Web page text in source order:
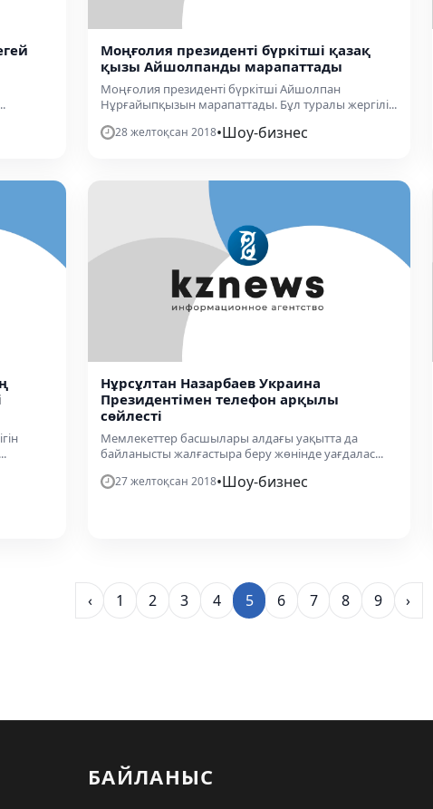
Моңғолия президенті бүркітші қазақ
қызы Айшолпанды марапаттады
Моңғолия президенті бүркітші Айшолпан
Нұрғайыпқызын марапаттады. Бұл туралы жергілі...
28 желтоқсан 2018•Шоу-бизнес
Нұрсұлтан Назарбаев Украина
Президентімен телефон арқылы
сөйлесті
Мемлекеттер басшылары алдағы уақытта да
байланысты жалғастыра беру жөнінде уағдалас...
27 желтоқсан 2018•Шоу-бизнес
‹ 1 2 3 4 5 6 7 8 9 ›
БАЙЛАНЫС